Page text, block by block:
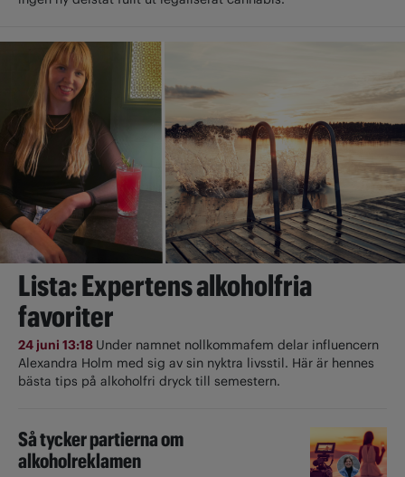
Lista: Expertens alkoholfria
favoriter
24 juni 13:18 Under namnet nollkommafem delar influencern
Alexandra Holm med sig av sin nyktra livsstil. Här är hennes
bästa tips på alkoholfri dryck till semestern.
Så tycker partierna om
alkoholreklamen